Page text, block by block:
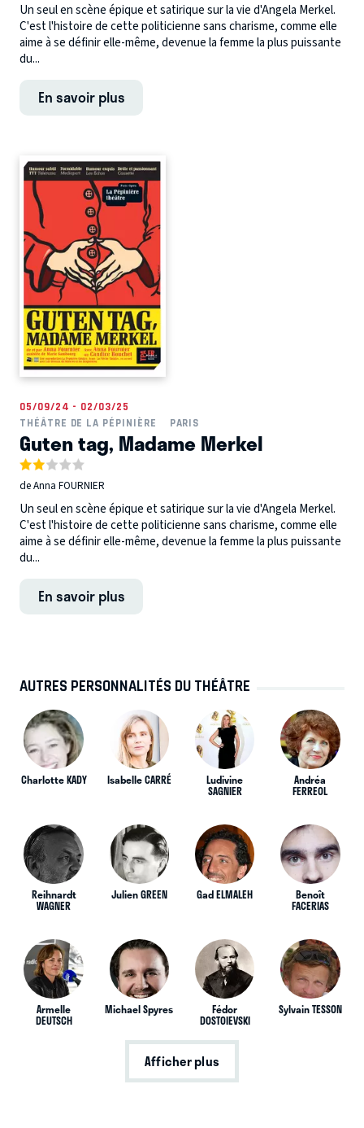
Un seul en scène épique et satirique sur la vie d'Angela Merkel.
C'est l'histoire de cette politicienne sans charisme, comme elle
aime à se définir elle-même, devenue la femme la plus puissante
du...
En savoir plus
05/09/24 - 02/03/25
THÉÂTRE DE LA PÉPINIÈRE
PARIS
Guten tag, Madame Merkel
de Anna FOURNIER
Un seul en scène épique et satirique sur la vie d'Angela Merkel.
C'est l'histoire de cette politicienne sans charisme, comme elle
aime à se définir elle-même, devenue la femme la plus puissante
du...
En savoir plus
AUTRES PERSONNALITÉS DU THÉÂTRE
Charlotte KADY Isabelle CARRÉ Ludivine
SAGNIER
Andréa
FERREOL
Reihnardt
WAGNER
Julien GREEN Gad ELMALEH Benoît
FACERIAS
Armelle
DEUTSCH
Michael Spyres Fédor
DOSTOIEVSKI
Sylvain TESSON
Afficher plus